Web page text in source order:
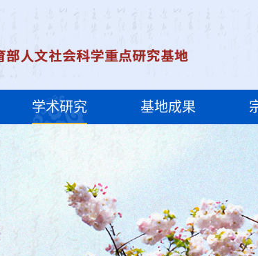
学术研究 基地成果